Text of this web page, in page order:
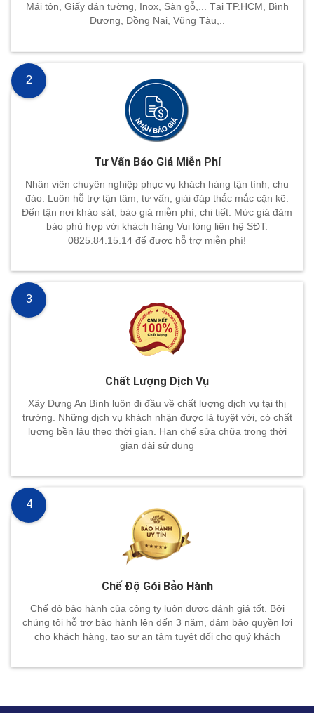
Mái tôn, Giấy dán tường, Inox, Sàn gỗ,... Tại TP.HCM, Bình
Dương, Đồng Nai, Vũng Tàu,..
Tư Vấn Báo Giá Miễn Phí
Nhân viên chuyên nghiệp phục vụ khách hàng tận tình, chu
đáo. Luôn hỗ trợ tận tâm, tư vấn, giải đáp thắc mắc cặn kẽ.
Đến tận nơi khảo sát, báo giá miễn phí, chi tiết. Mức giá đảm
bảo phù hợp với khách hàng Vui lòng liên hệ SĐT:
0825.84.15.14 để đươc hỗ trợ miễn phí!
2
Chất Lượng Dịch Vụ
Xây Dựng An Bình luôn đi đầu về chất lượng dịch vụ tại thị
trường. Những dịch vụ khách nhận được là tuyệt vời, có chất
lượng bền lâu theo thời gian. Hạn chế sửa chữa trong thời
gian dài sử dụng
3
Chế Độ Gói Bảo Hành
Chế độ bảo hành của công ty luôn được đánh giá tốt. Bởi
chúng tôi hỗ trợ bảo hành lên đến 3 năm, đảm bảo quyền lợi
cho khách hàng, tạo sự an tâm tuyệt đối cho quý khách
4